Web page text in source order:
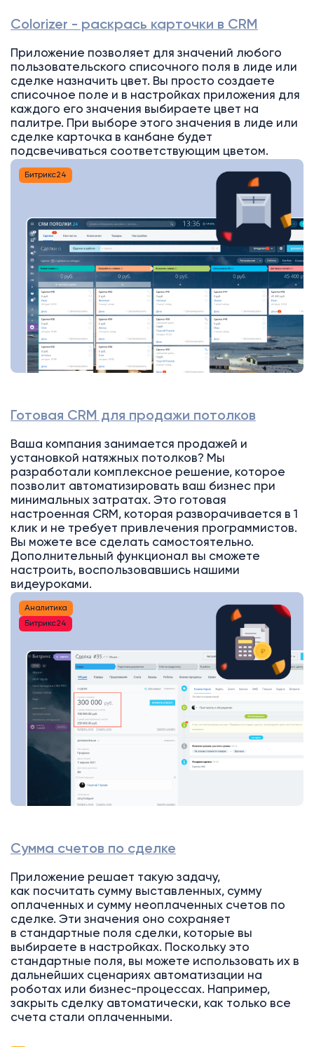
Colorizer - раскрась карточки в CRM
Приложение позволяет для значений любого
пользовательского списочного поля в лиде или
сделке назначить цвет. Вы просто создаете
списочное поле и в настройках приложения для
каждого его значения выбираете цвет на
палитре. При выборе этого значения в лиде или
сделке карточка в канбане будет
подсвечиваться соответствующим цветом.
Битрикс24
Готовая CRM для продажи потолков
Ваша компания занимается продажей и
установкой натяжных потолков? Мы
разработали комплексное решение, которое
позволит автоматизировать ваш бизнес при
минимальных затратах. Это готовая
настроенная CRM, которая разворачивается в 1
клик и не требует привлечения программистов.
Вы можете все сделать самостоятельно.
Дополнительный функционал вы сможете
настроить, воспользовавшись нашими
видеуроками.
Аналитика
Битрикс24
Сумма счетов по сделке
Приложение решает такую задачу,
как посчитать сумму выставленных, сумму
оплаченных и сумму неоплаченных счетов по
сделке. Эти значения оно сохраняет
в стандартные поля сделки, которые вы
выбираете в настройках. Поскольку это
стандартные поля, вы можете использовать их в
дальнейших сценариях автоматизации на
роботах или бизнес-процессах. Например,
закрыть сделку автоматически, как только все
счета стали оплаченными.